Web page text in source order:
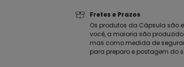
Fretes e Prazos
Os produtos da Cápsula são
você, a maioria são
mas como medida de
para preparo e postagem do